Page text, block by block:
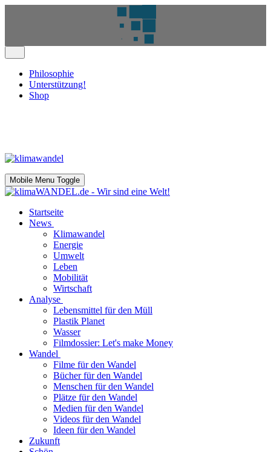
Philosophie
Unterstützung!
Shop
Mobile Menu Toggle
Startseite
News
Klimawandel
Energie
Umwelt
Leben
Mobilität
Wirtschaft
Analyse
Lebensmittel für den Müll
Plastik Planet
Wasser
Filmdossier: Let's make Money
Wandel
Filme für den Wandel
Bücher für den Wandel
Menschen für den Wandel
Plätze für den Wandel
Medien für den Wandel
Videos für den Wandel
Ideen für den Wandel
Zukunft